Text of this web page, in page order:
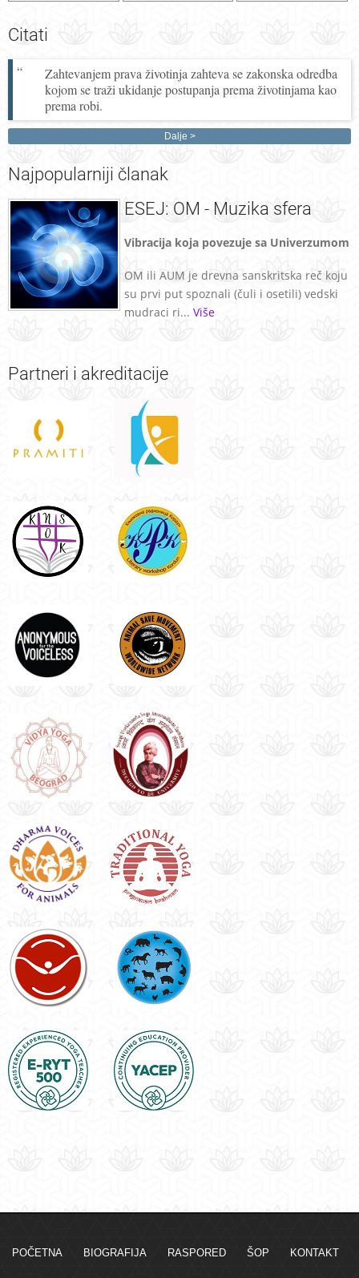
Citati
Zahtevanjem prava životinja zahteva se zakonska odredba
kojom se traži ukidanje postupanja prema životinjama kao
prema robi.
Dalje
Najpopularniji članak
ESEJ: OM - Muzika sfera
Vibracija koja povezuje sa Univerzumom
OM ili AUM je drevna sanskritska reč koju
su prvi put spoznali (čuli i osetili) vedski
mudraci ri... Više
Partneri i akreditacije
POČETNA BIOGRAFIJA RASPORED ŠOP KONTAKT